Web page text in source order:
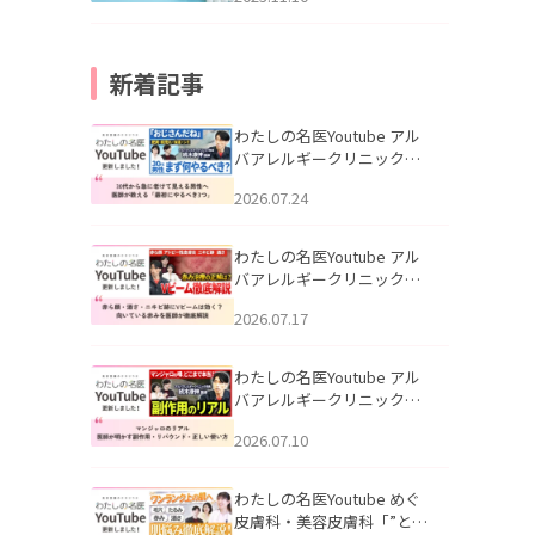
新着記事
わたしの名医Youtube アル
バアレルギークリニック札
える男性へ｜医師が教える
公開いたしました。
2026.07.24
わたしの名医Youtube アル
バアレルギークリニック札
跡にVビームは効く？向いて
説」を公開いたしました。
2026.07.17
わたしの名医Youtube アル
バアレルギークリニック札
医師が明かす副作用・リバ
公開いたしました。
2026.07.10
わたしの名医Youtube めぐ
皮膚科・美容皮膚科「”とお